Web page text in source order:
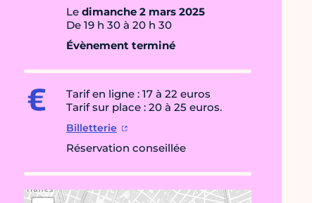
Le dimanche 2 mars 2025
De 19 h 30 à 20 h 30
Évènement terminé
Tarif en ligne : 17 à 22 euros
Tarif sur place : 20 à 25 euros.
Billetterie
Réservation conseillée